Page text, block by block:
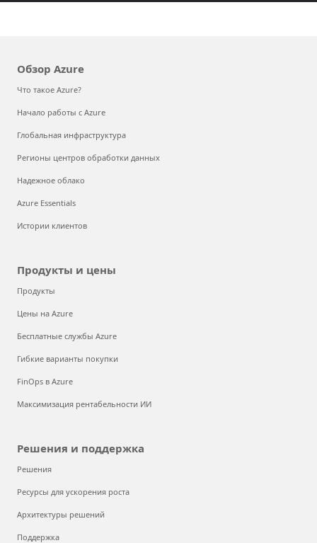
Обзор Azure
Что такое Azure?
Начало работы с Azure
Глобальная инфраструктура
Регионы центров обработки данных
Надежное облако
Azure Essentials
Истории клиентов
Продукты и цены
Продукты
Цены на Azure
Бесплатные службы Azure
Гибкие варианты покупки
FinOps в Azure
Максимизация рентабельности ИИ
Решения и поддержка
Решения
Ресурсы для ускорения роста
Архитектуры решений
Поддержка